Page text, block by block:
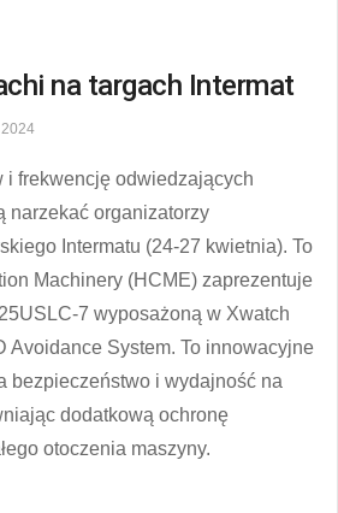
na targach Intermat
i frekwencję odwiedzających
narzekać organizatorzy
Intermatu (24-27 kwietnia). To
Machinery (HCME) zaprezentuje
7 wyposażoną w Xwatch
Avoidance System. To innowacyjne
bezpieczeństwo i wydajność na
dodatkową ochronę
otoczenia maszyny.